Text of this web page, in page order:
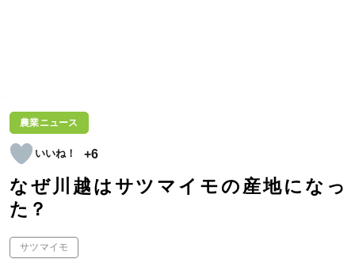
農業ニュース
+6
なぜ川越はサツマイモの産地になっ
た？
サツマイモ